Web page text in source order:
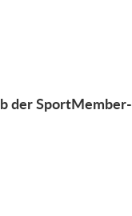
der SportMember-